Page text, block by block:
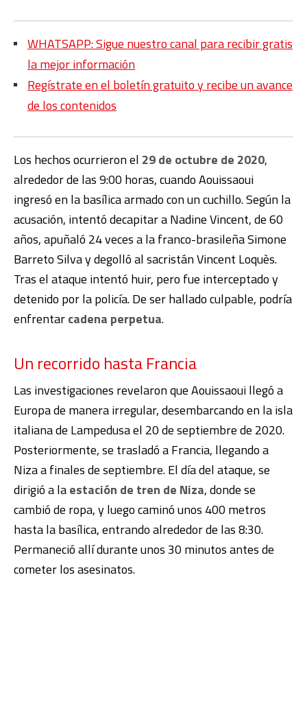
WHATSAPP: Sigue nuestro canal para recibir gratis
la mejor información
Regístrate en el boletín gratuito y recibe un avance
de los contenidos
Los hechos ocurrieron el 29 de octubre de 2020,
alrededor de las 9:00 horas, cuando Aouissaoui
ingresó en la basílica armado con un cuchillo. Según la
acusación, intentó decapitar a Nadine Vincent, de 60
años, apuñaló 24 veces a la franco-brasileña Simone
Barreto Silva y degolló al sacristán Vincent Loquès.
Tras el ataque intentó huir, pero fue interceptado y
detenido por la policía. De ser hallado culpable, podría
enfrentarcadena perpetua.
Un recorrido hasta Francia
Las investigaciones revelaron que Aouissaoui llegó a
Europa de manera irregular, desembarcando en la isla
italiana de Lampedusa el 20 de septiembre de 2020.
Posteriormente, se trasladó a Francia, llegando a
Niza a finales de septiembre. El día del ataque, se
dirigió a laestación de tren de Niza, donde se
cambió de ropa, y luego caminó unos 400 metros
hasta la basílica, entrando alrededor de las 8:30.
Permaneció allí durante unos 30 minutos antes de
cometer los asesinatos.